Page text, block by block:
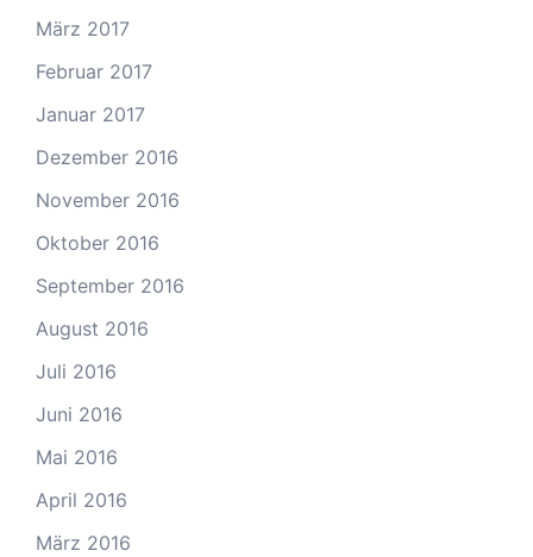
März 2017
Februar 2017
Januar 2017
Dezember 2016
November 2016
Oktober 2016
September 2016
August 2016
Juli 2016
Juni 2016
Mai 2016
April 2016
März 2016